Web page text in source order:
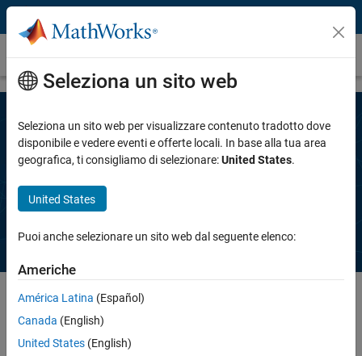
Vai al contenuto
Richiedi un preventivo
Completa le seguenti informazioni per
richiedere un preventivo per
Polyspace Server for Ada
Inserisci indirizzo email
Seleziona un sito web
Seleziona un sito web per visualizzare contenuto tradotto dove
disponibile e vedere eventi e offerte locali. In base alla tua area
geografica, ti consigliamo di selezionare:United States.
United States
Puoi anche selezionare un sito web dal seguente elenco:
Americhe
América Latina (Español)
Canada (English)
United States (English)